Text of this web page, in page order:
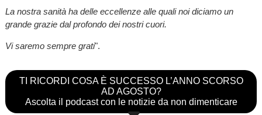
La nostra sanità ha delle eccellenze alle quali noi diciamo un
grande grazie dal profondo dei nostri cuori.
Vi saremo sempre grati".
TI RICORDI COSA È SUCCESSO L’ANNO SCORSO
AD AGOSTO?
Ascolta il podcast con le notizie da non dimenticare